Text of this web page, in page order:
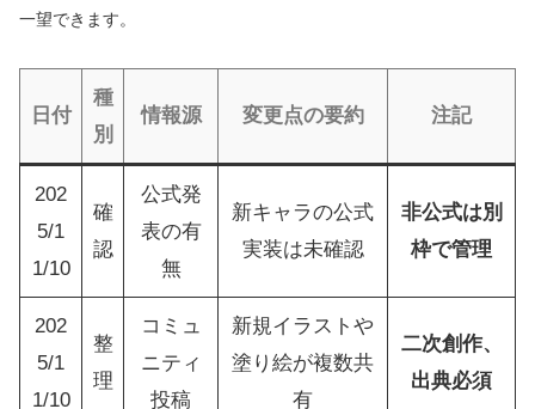
一望できます。
日付
種
別
情報源 変更点の要約 注記
202
5/1
1/10
確
認
公式発
表の有
無
新キャラの公式
実装は未確認
非公式は別
枠で管理
202
5/1
1/10
整
理
コミュ
ニティ
投稿
新規イラストや
塗り絵が複数共
有
二次創作、
出典必須